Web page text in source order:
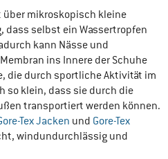
über mikroskopisch kleine
dass selbst ein Wassertropfen
kann Nässe und
ins Innere der Schuhe
die durch sportliche Aktivität im
so klein, dass sie durch die
transportiert werden können.
Tex Jacken und Gore-Tex
windundurchlässig und